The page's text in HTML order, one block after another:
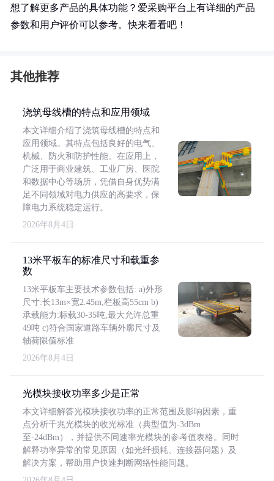
想了解更多产品的具体功能？爱采购平台上有详细的产品
参数和用户评价可以参考。快来看看吧！
其他推荐
浇筑母线槽的特点和应用领域
本文详细介绍了浇筑母线槽的特点和
应用领域。其特点包括良好的电气、
机械、防火和防护性能。在应用上，
广泛用于商业建筑、工业厂房、医院
和数据中心等场所，凭借自身优势满
足不同领域对电力供应的高要求，保
障电力系统稳定运行。
2026年8月4日
13米平板车的标准尺寸和载重参
数
13米平板车主要技术参数包括: a)外形
尺寸:长13m×宽2.45m,栏板高55cm b)
承载能力:标载30-35吨,最大允许总重
49吨 c)符合国家道路车辆外廓尺寸及
轴荷限值标准
2026年8月4日
光模块接收功率多少是正常
本文详细解答光模块接收功率的正常范围及影响因素，重
点分析千兆光模块的收光标准（典型值为-3dBm
至-24dBm），并提供不同速率光模块的参考值表格。同时
解释功率异常的常见原因（如光纤损耗、连接器问题）及
解决方案，帮助用户快速判断网络性能问题。